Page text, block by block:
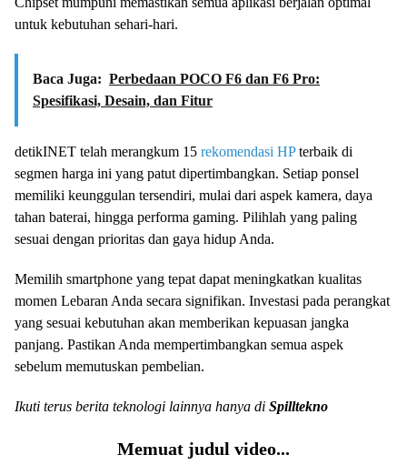
untuk kebutuhan sehari-hari.
Baca Juga: Perbedaan POCO F6 dan F6 Pro:
Spesifikasi, Desain, dan Fitur
detikINET telah merangkum 15 rekomendasi HPterbaik di
segmen harga ini yang patut dipertimbangkan. Setiap ponsel
memiliki keunggulan tersendiri, mulai dari aspek kamera, daya
tahan baterai, hingga performa gaming. Pilihlah yang paling
sesuai dengan prioritas dan gaya hidup Anda.
Memilih smartphone yang tepat dapat meningkatkan kualitas
momen Lebaran Anda secara signifikan. Investasi pada perangkat
yang sesuai kebutuhan akan memberikan kepuasan jangka
panjang. Pastikan Anda mempertimbangkan semua aspek
sebelum memutuskan pembelian.
Ikuti terus berita teknologi lainnya hanya di Spilltekno
Memuat judul video...